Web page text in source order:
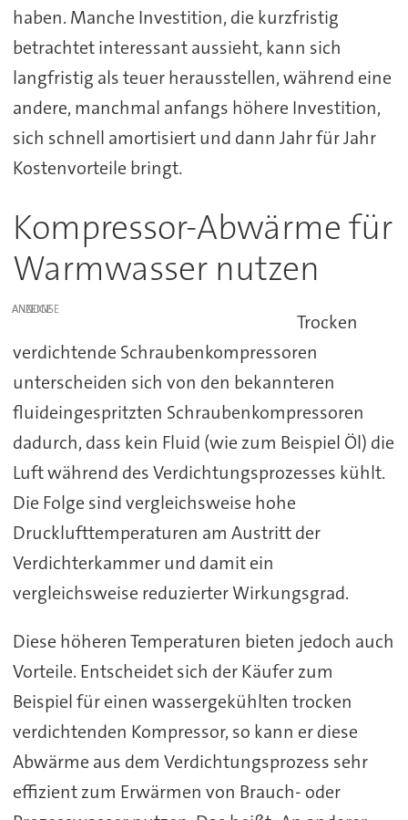
haben. Manche Investition, die kurzfristig
betrachtet interessant aussieht, kann sich
langfristig als teuer herausstellen, während eine
andere, manchmal anfangs höhere Investition,
sich schnell amortisiert und dann Jahr für Jahr
Kostenvorteile bringt.
Kompressor-Abwärme für
Warmwasser nutzen
ANZEIGE
Trocken
verdichtende Schraubenkompressoren
unterscheiden sich von den bekannteren
fluideingespritzten Schraubenkompressoren
dadurch, dass kein Fluid (wie zum Beispiel Öl) die
Luft während des Verdichtungsprozesses kühlt.
Die Folge sind vergleichsweise hohe
Drucklufttemperaturen am Austritt der
Verdichterkammer und damit ein
vergleichsweise reduzierter Wirkungsgrad.
Diese höheren Temperaturen bieten jedoch auch
Vorteile. Entscheidet sich der Käufer zum
Beispiel für einen wassergekühlten trocken
verdichtenden Kompressor, so kann er diese
Abwärme aus dem Verdichtungsprozess sehr
effizient zum Erwärmen von Brauch- oder